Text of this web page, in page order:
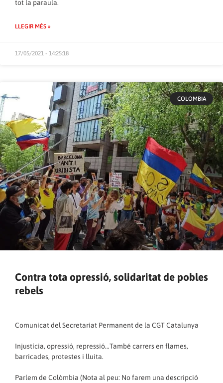
tot la paraula.
LLEGIR MÉS »
17/05/2021 - 14:25:18
COLOMBIA
Contra tota opressió, solidaritat de pobles
rebels
Comunicat del Secretariat Permanent de la CGT Catalunya
Injustícia, opressió, repressió…També carrers en flames,
barricades, protestes i lluita.
Parlem de Colòmbia (Nota al peu: No farem una descripció